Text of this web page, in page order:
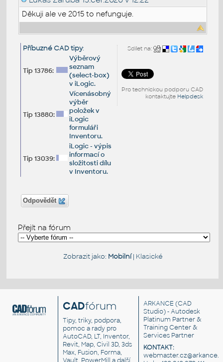
Děkuji ale ve 2015 to nefunguje.
Sdílet na:
Pro technickou podporu CAD
kontaktujte Helpdesk
Příbuzné CAD tipy:
Tip 13786:
Výběrový
seznam
(select-box)
v iLogic.
Tip 13880:
Vícenásobný
výběr
položek v
iLogic
formuláři
Inventoru.
Tip 13039:
iLogic - výpis
informací o
složitosti dílu
v Inventoru.
Odpovědět
Přejít na fórum
Zobrazit jako: Mobilní| Klasické
CADfórum
Tipy, triky, podpora,
pomoc a rady pro
AutoCAD, LT, Inventor,
Revit, Map, Civil 3D, 3ds
Max, Fusion, Forma,
Vault, PowerMill a další
ARKANCE (CAD
Studio) - Autodesk
Platinum Partner &
Training Center &
Services Partner
KONTAKT: